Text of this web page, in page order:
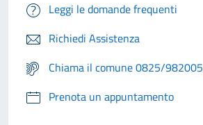
Leggi le domande frequenti
Richiedi Assistenza
Chiama il comune 0825/982005
Prenota un appuntamento